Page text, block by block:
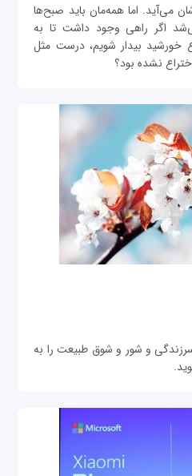
می‌آید. اما همه‌مان باید صبح‌ها
اگر راهی وجود داشت تا به
خورشید بیدار شویم، درست مثل
نشده بود؟
و شور و شوق طبیعت را به